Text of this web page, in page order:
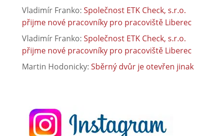
Vladimír Franko: Společnost ETK Check, s.r.o.
přijme nové pracovníky pro pracoviště Liberec
Vladimír Franko: Společnost ETK Check, s.r.o.
přijme nové pracovníky pro pracoviště Liberec
Martin Hodonicky: Sběrný dvůr je otevřen jinak